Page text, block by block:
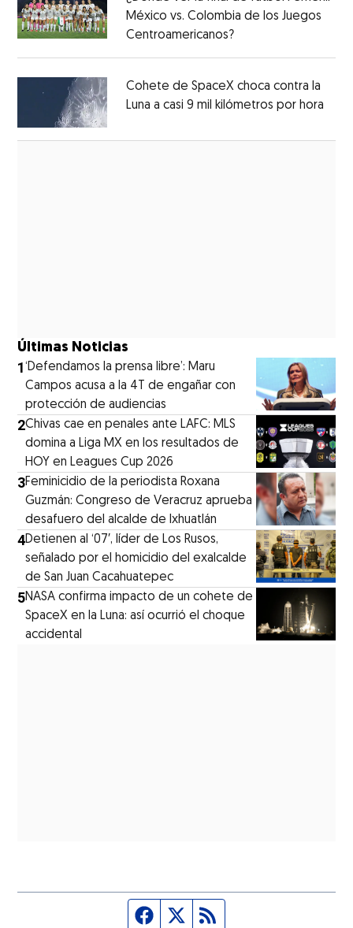
México vs. Colombia de los Juegos
Centroamericanos?Opens in new
Cohete de SpaceX choca contra la
Luna a casi 9 mil kilómetros por hora
Últimas Noticias
1‘Defendamos la prensa libre’: Maru
Campos acusa a la 4T de engañar con
protección de audiencias
2Chivas cae en penales ante LAFC: MLS
domina a Liga MX en los resultados de
HOY en Leagues Cup 2026
3Feminicidio de la periodista Roxana
Guzmán: Congreso de Veracruz aprueba
desafuero del alcalde de Ixhuatlán
4Detienen al ‘07′, líder de Los Rusos,
señalado por el homicidio del exalcalde
de San Juan Cacahuatepec
5NASA confirma impacto de un cohete de
SpaceX en la Luna: así ocurrió el choque
accidental
Página de Facebook
Fuente Twitter